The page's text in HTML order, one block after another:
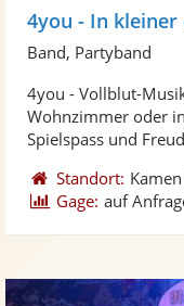
Band, Partyband
4you - Vollblut-
Wohnzimmer oder
Spielspass und
Standort: Kamen
Gage: auf